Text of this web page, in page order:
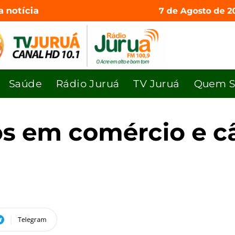
notícia 7 de Agosto de
Saúde Rádio Juruá TV Juruá Quem
em comércio e
Telegram